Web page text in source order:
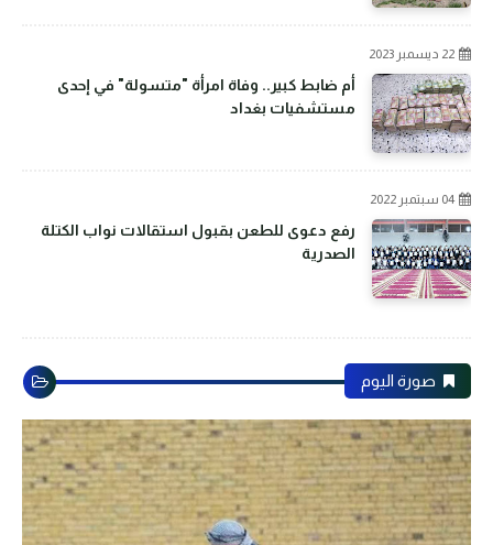
22 ديسمبر 2023
أم ضابط كبير.. وفاة امرأة "متسولة" في إحدى
مستشفيات بغداد
04 سبتمبر 2022
رفع دعوى للطعن بقبول استقالات نواب الكتلة
الصدرية
صورة اليوم